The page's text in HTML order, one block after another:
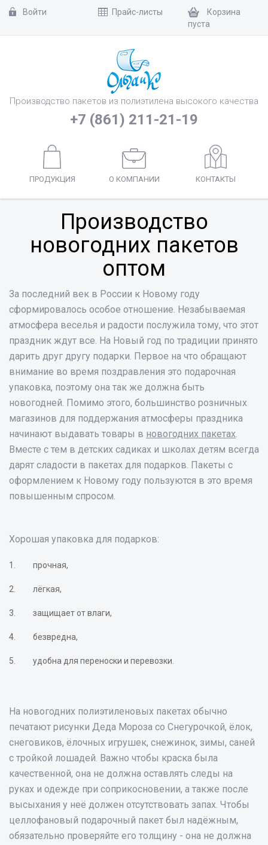
Войти Прайс-листы
Корзина
пуста
Производство пакетов из полиэтилена высокого качества
+7 (861) 211-21-19
ПРОДУКЦИЯ О КОМПАНИИ КОНТАКТЫ
Производство
новогодних пакетов
оптом
За последний век в России к Новому году
сформировалось особое отношение. Незабываемая
атмосфера веселья и радости послужила тому, что этот
праздник ждут все. На Новый год по традиции принято
дарить друг другу подарки. Первое на что обращают
внимание во время поздравления это подарочная
упаковка, поэтому она так же должна быть
новогодней. Помимо этого, большинство розничных
магазинов для поддержания атмосферы праздника
начинают выдавать товары в новогодних пакетах.
Вместе с тем в детских садиках и школах детям всегда
дарят сладости в пакетах для подарков. Пакеты с
оформлением к Новому году пользуются в это время
повышенным спросом.
Хорошая упаковка для подарков:
прочная,
лёгкая,
защищает от влаги,
безвредна,
удобна для переноски и перевозки.
На новогодних полиэтиленовых пакетах обычно
печатают рисунки Деда Мороза со Снегурочкой, ёлок,
снеговиков, ёлочных игрушек, снежинок, зимы, саней
с тройкой лошадей. Важно чтобы краска была
качественной, она не должна оставлять следы на
руках и одежде при соприкосновении, а также после
высыхания у неё должен отсутствовать запах. Чтобы
целлофановый подарочный пакет был надёжным,
обязательно проверяйте его толщину - она не должна